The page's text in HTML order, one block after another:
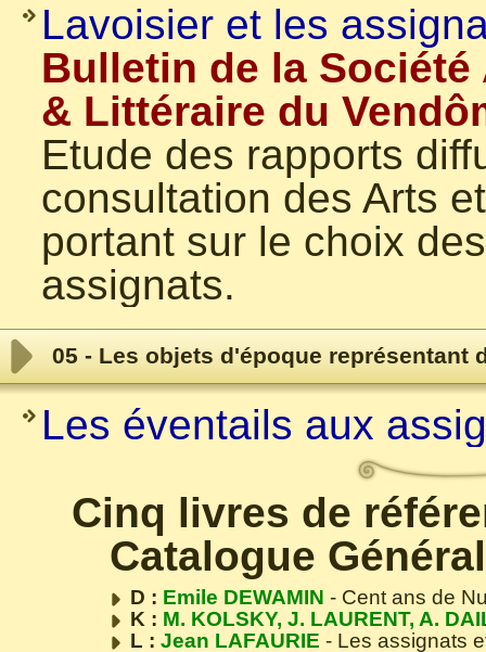
Lavoisier et les
Bulletin de la
& Littéraire du
Etude des rapports
consultation des Arts
portant sur le choix
assignats.
05 - Les objets d'époque représentant
Les éventails aux
Cinq livres de
Catalogue
D : Emile DEWAMIN - Cent ans de
K : M. KOLSKY, J. LAURENT, A.
L : Jean LAFAURIE - Les assignats